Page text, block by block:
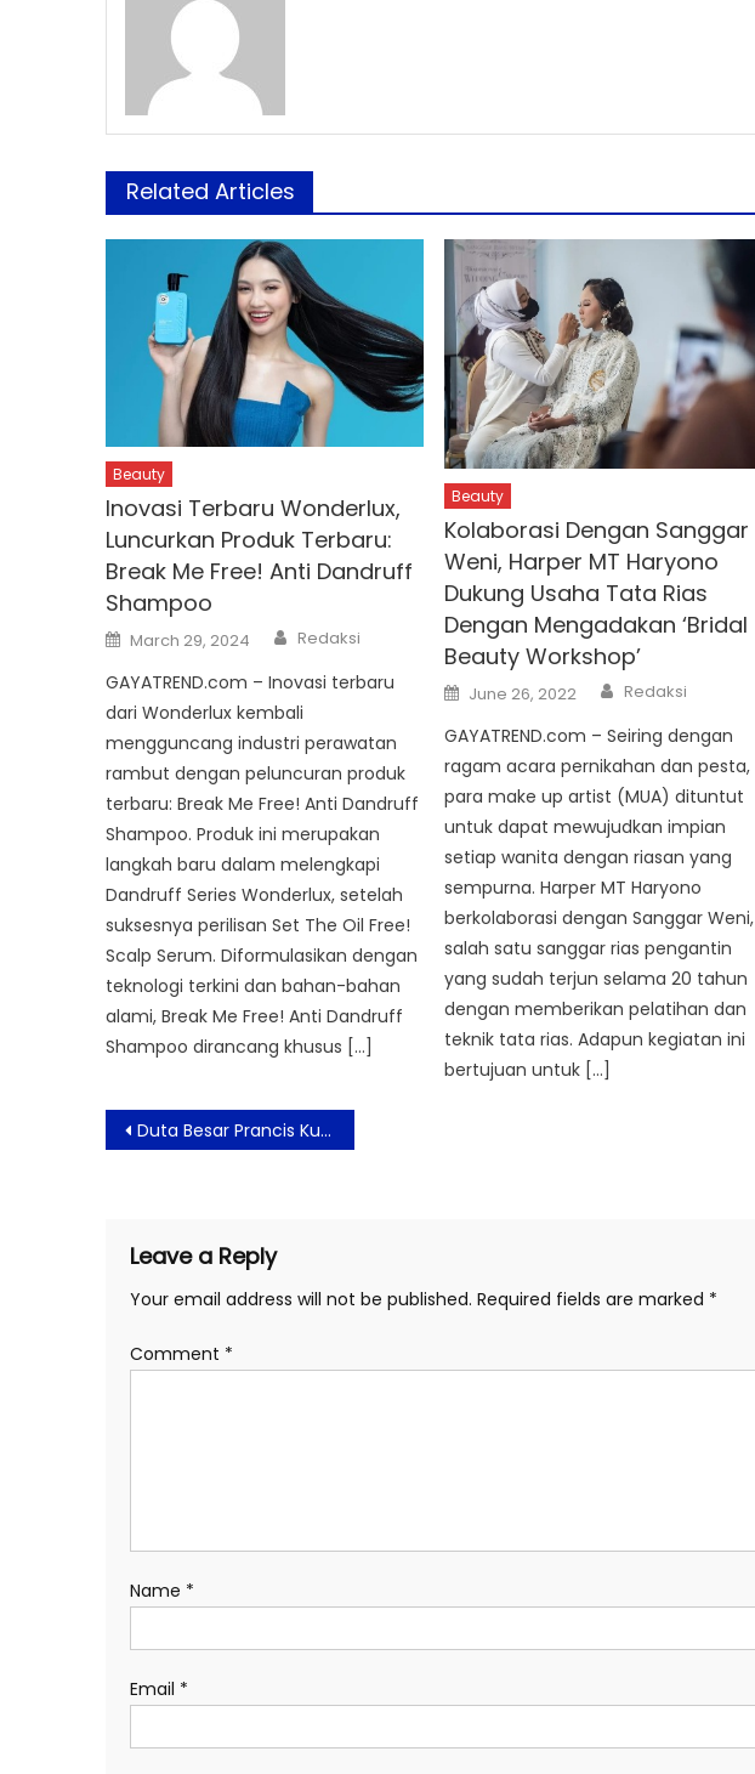
Related Articles
Beauty
Inovasi Terbaru Wonderlux,
Luncurkan Produk Terbaru:
Break Me Free! Anti Dandruff
Shampoo
Posted
on
March 29, 2024 Author
Redaksi
GAYATREND.com – Inovasi terbaru
dari Wonderlux kembali
mengguncang industri perawatan
rambut dengan peluncuran produk
terbaru: Break Me Free! Anti Dandruff
Shampoo. Produk ini merupakan
langkah baru dalam melengkapi
Dandruff Series Wonderlux, setelah
suksesnya perilisan Set The Oil Free!
Scalp Serum. Diformulasikan dengan
teknologi terkini dan bahan-bahan
alami, Break Me Free! Anti Dandruff
Shampoo dirancang khusus […]
Beauty
Kolaborasi Dengan Sanggar
Weni, Harper MT Haryono
Dukung Usaha Tata Rias
Dengan Mengadakan ‘Bridal
Beauty Workshop’
Posted
on
June 26, 2022 Author
Redaksi
GAYATREND.com – Seiring dengan
ragam acara pernikahan dan pesta,
para make up artist (MUA) dituntut
untuk dapat mewujudkan impian
setiap wanita dengan riasan yang
sempurna. Harper MT Haryono
berkolaborasi dengan Sanggar Weni,
salah satu sanggar rias pengantin
yang sudah terjun selama 20 tahun
dengan memberikan pelatihan dan
teknik tata rias. Adapun kegiatan ini
bertujuan untuk […]
Post
navigation
Duta Besar Prancis Kunjungi Bali Culinary Pastry School
Leave a Reply
Your email address will not be published. Required fields are marked *
Comment *
Name *
Email *